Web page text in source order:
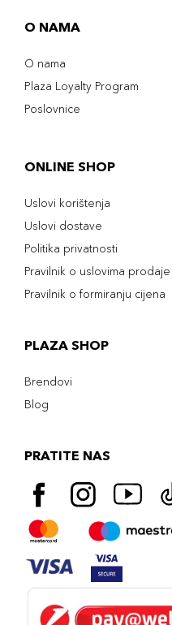
O NAMA
O nama
Plaza Loyalty Program
Poslovnice
ONLINE SHOP
Uslovi korištenja
Uslovi dostave
Politika privatnosti
Pravilnik o uslovima prodaje
Pravilnik o formiranju cijena
PLAZA SHOP
Brendovi
Blog
PRATITE NAS